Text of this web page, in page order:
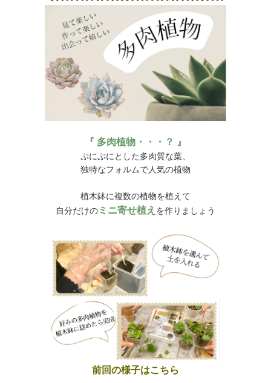
『 多肉植物・・・？ 』
ぷにぷにとした多肉質な葉、
独特なフォルムで人気の植物
植木鉢に複数の植物を植えて
自分だけのミニ寄せ植え を作りましょう
前回の様子はこちら